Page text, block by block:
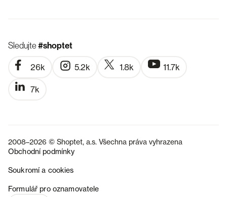
Sledujte#shoptet
26k 5.2k 1.8k 11.7k
7k
2008–2026 © Shoptet, a.s. Všechna práva vyhrazena
Obchodní podmínky
Soukromí a cookies
Formulář pro oznamovatele